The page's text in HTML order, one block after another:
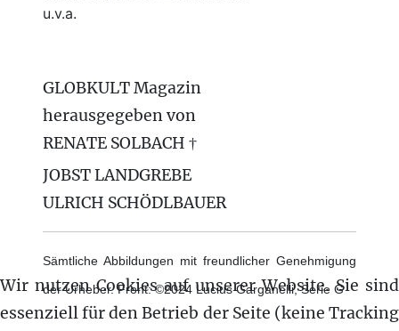
u.v.a.
GLOBKULT Magazin
herausgegeben von
RENATE SOLBACH †
JOBST LANDGREBE
ULRICH SCHÖDLBAUER
Sämtliche Abbildungen mit freundlicher Genehmigung
der Urheber. Front: ©2024 Lucius Garganelli, Serie G
Wir nutzen Cookies auf unserer Website. Sie sind
essenziell für den Betrieb der Seite (keine Tracking